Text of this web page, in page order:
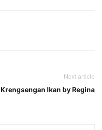
Next article
Krengsengan Ikan by Regina